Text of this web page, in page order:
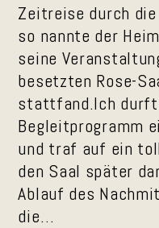
Zeitreise durch
so nannte der
seine
besetzten Rose-
stattfand.Ich
Begleitprogramm
und traf auf ein
den Saal später
Ablauf des
die…